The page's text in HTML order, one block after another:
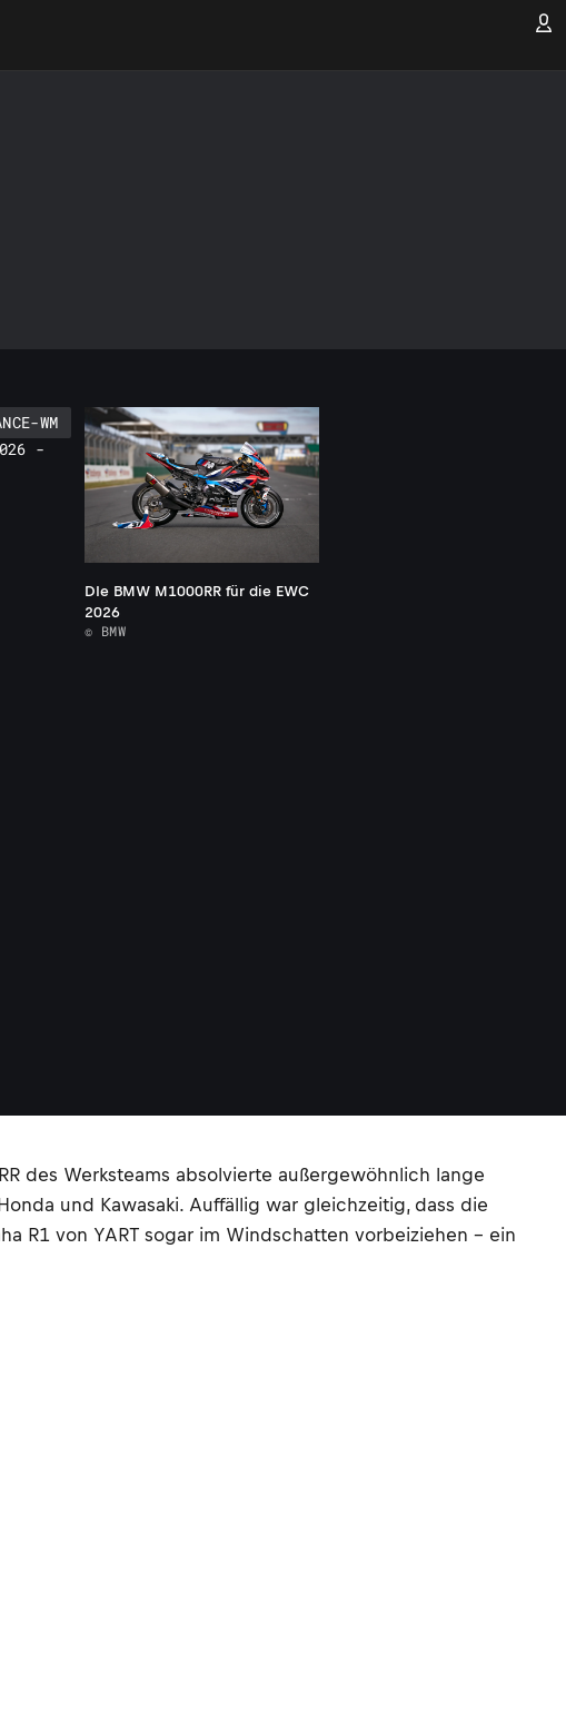
WM
-
DIe BMW M1000RR für die EWC
2026
© BMW
des Werksteams absolvierte außergewöhnlich lange
und Kawasaki. Auffällig war gleichzeitig, dass die
R1 von YART sogar im Windschatten vorbeiziehen – ein